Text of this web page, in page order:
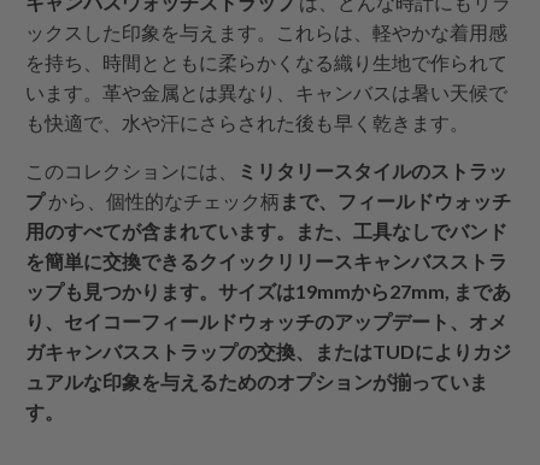
ックスした印象を与えます。これらは、軽やかな着用感
を持ち、時間とともに柔らかくなる織り生地で作られて
います。革や金属とは異なり、キャンバスは暑い天候で
も快適で、水や汗にさらされた後も早く乾きます。
このコレクションには、
ミリタリースタイルのストラッ
プから、個性的なチェック柄 まで、フィールドウォッチ
用のすべてが含まれています。また、工具なしでバンド
を簡単に交換できるクイックリリースキャンバスストラ
ップも見つかります。サイズは19mmから27mm, まであ
り、セイコーフィールドウォッチのアップデート、オメ
ガキャンバスストラップの交換、またはTUDによりカジ
ュアルな印象を与えるためのオプションが揃っていま
す。